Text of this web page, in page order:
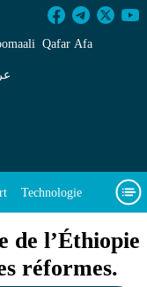
Qafar Afa
Technologie
À propos de nous
de l’Éthiopie
réformes.